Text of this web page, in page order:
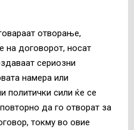
отворање,
на договорот, носат
сериозни
намера или
политички сили ќе се
да го отворат за
токму во овие